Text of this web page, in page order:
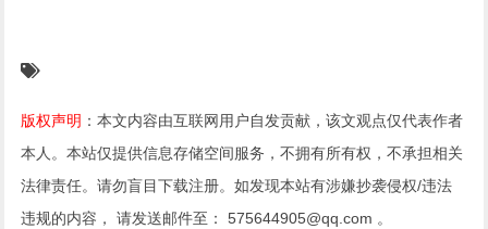
版权声明 ：本文内容由互联网用户自发贡献，该文观点仅代表作者
本人。本站仅提供信息存储空间服务，不拥有所有权，不承担相关
法律责任。请勿盲目下载注册。如发现本站有涉嫌抄袭侵权/违法
违规的内容， 请发送邮件至： 575644905@qq.com 。